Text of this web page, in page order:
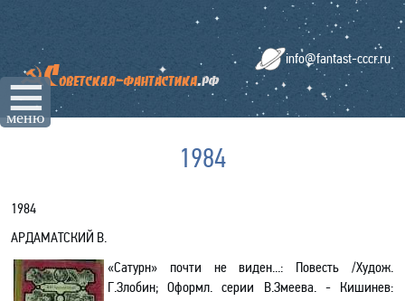
☰
меню
info@fantast-cccr.ru
1984
1984
АРДАМАТСКИЙ В.
«Сатурн» почти не виден...: Повесть /Худож.
Г.Злобин; Оформл. серии В.Змеева. - Кишинев: